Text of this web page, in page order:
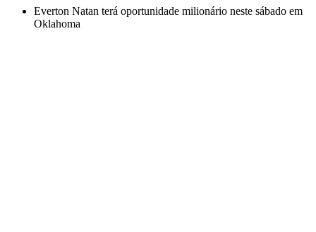
Everton Natan terá oportunidade milionário neste sábado em
Oklahoma